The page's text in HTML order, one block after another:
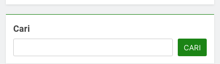
Cari
CARI